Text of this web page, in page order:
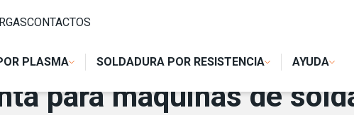
PLASMA SOLDADURA POR RESISTENCIA AYUDA
CONTACTOS
DE SOLDAR: POR QUÉ CONFIAR EN UN FABRICANTE
para máquinas de